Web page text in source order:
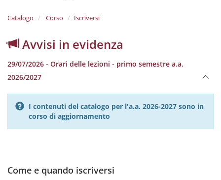
Catalogo Corso Iscriversi
Avvisi in evidenza
29/07/2026 - Orari delle lezioni - primo semestre a.a.
2026/2027
I contenuti del catalogo per l'a.a. 2026-2027 sono in
corso di aggiornamento
Come e quando iscriversi